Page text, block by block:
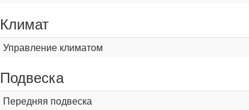
Климат
Управление климатом
Подвеска
Передняя подвеска